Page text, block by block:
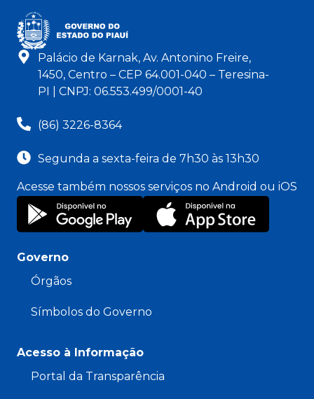
Palácio de Karnak, Av. Antonino Freire,
1450, Centro – CEP 64.001-040 – Teresina-
PI | CNPJ: 06.553.499/0001-40
(86) 3226-8364
Segunda a sexta-feira de 7h30 às 13h30
Acesse também nossos serviços no Android ou iOS
Governo
Órgãos
Símbolos do Governo
Acesso à Informação
Portal da Transparência